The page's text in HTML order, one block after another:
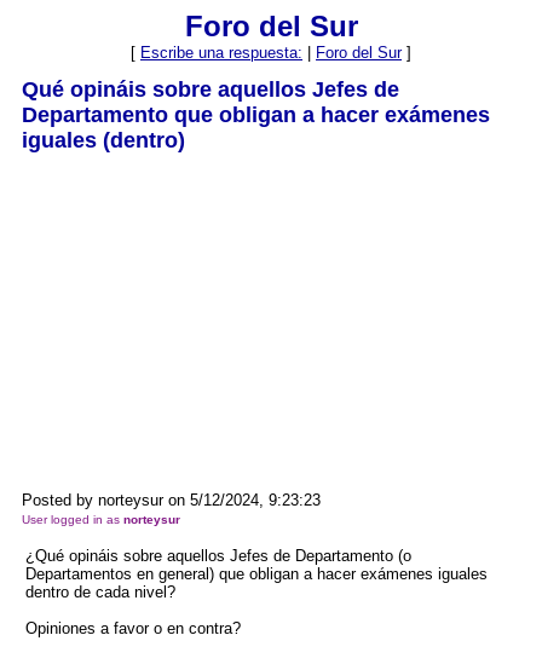
Foro del Sur
[ Escribe una respuesta: Foro del Sur]
Qué opináis sobre aquellos Jefes de
Departamento que obligan a hacer exámenes
iguales (dentro)
Posted by norteysur on 5/12/2024, 9:23:23
User logged in as norteysur
¿Qué opináis sobre aquellos Jefes de Departamento (o
Departamentos en general) que obligan a hacer exámenes iguales
dentro de cada nivel?
Opiniones a favor o en contra?